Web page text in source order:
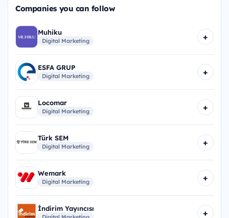
Companies you can follow
Muhiku
Digital Marketing +
ESFA GRUP
Digital Marketing +
Locomar
Digital Marketing +
Türk SEM
Digital Marketing +
Wemark
Digital Marketing +
İndirim Yayıncısı +